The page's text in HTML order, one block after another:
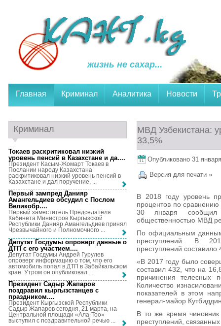
жизнь не сахар...
Главная Криминал Аналитика Новости
МВД Узбекистана:
33,5%
Опубликовано 31
Версия для печати »
В 2018 году уровень
процентов по
30 января
общественностью МВД
По официальным
преступлений. В
преступлений
«В 2017 году было
составил 432, что на
причинения телесных
Количество
показателей в этом
генерал-майор
В то же время
преступлений,
Криминал
Токаев раскритиковал низкий
уровень пенсий в Казахстане и да....
Президент Касым-Жомарт Токаев в
Послании народу Казахстана
раскритиковал низкий уровень пенсий в
Казахстане и дал поручение, ...
Первый зампред Данияр
Амангельдиев обсудил с Послом
Великобр....
Первый заместитель Председателя
Кабинета Министров Кыргызской
Республики Данияр Амангельдиев принял
Чрезвычайного и Полномочного ...
Депутат Госдумы опроверг данные о
ДТП с его участием....
Депутат Госдумы Андрей Гурулев
опроверг информацию о том, что его
автомобиль попал в ДТП в Забайкальском
крае. Утром он опубликовал ...
Президент Садыр Жапаров
поздравил кыргызстанцев с
праздником....
Президент Кыргызской Республики
Садыр Жапаров сегодня, 21 марта, на
Центральной площади «Ала-Тоо»
выступил с поздравительной речью ...